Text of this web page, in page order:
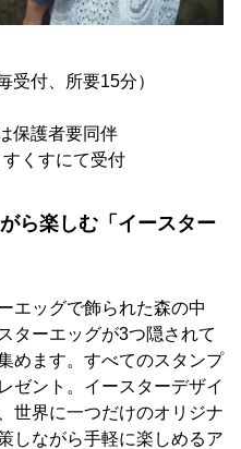
付、所要15分）
保護者要同伴
くすにて受付
ら楽しむ「イースター
エッグで飾られた森の中
ターエッグが3つ隠されて
めます。すべてのスタンプ
ゼント。イースターデザイ
世界に一つだけのオリジナ
しながら手軽に楽しめるア